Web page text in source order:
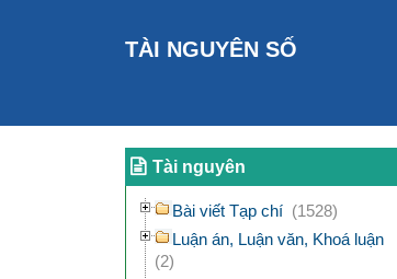
TÀI NGUYÊN SỐ
Tài nguyên
Bài viết Tạp chí (1528)
Luận án, Luận văn, Khoá luận
(2)